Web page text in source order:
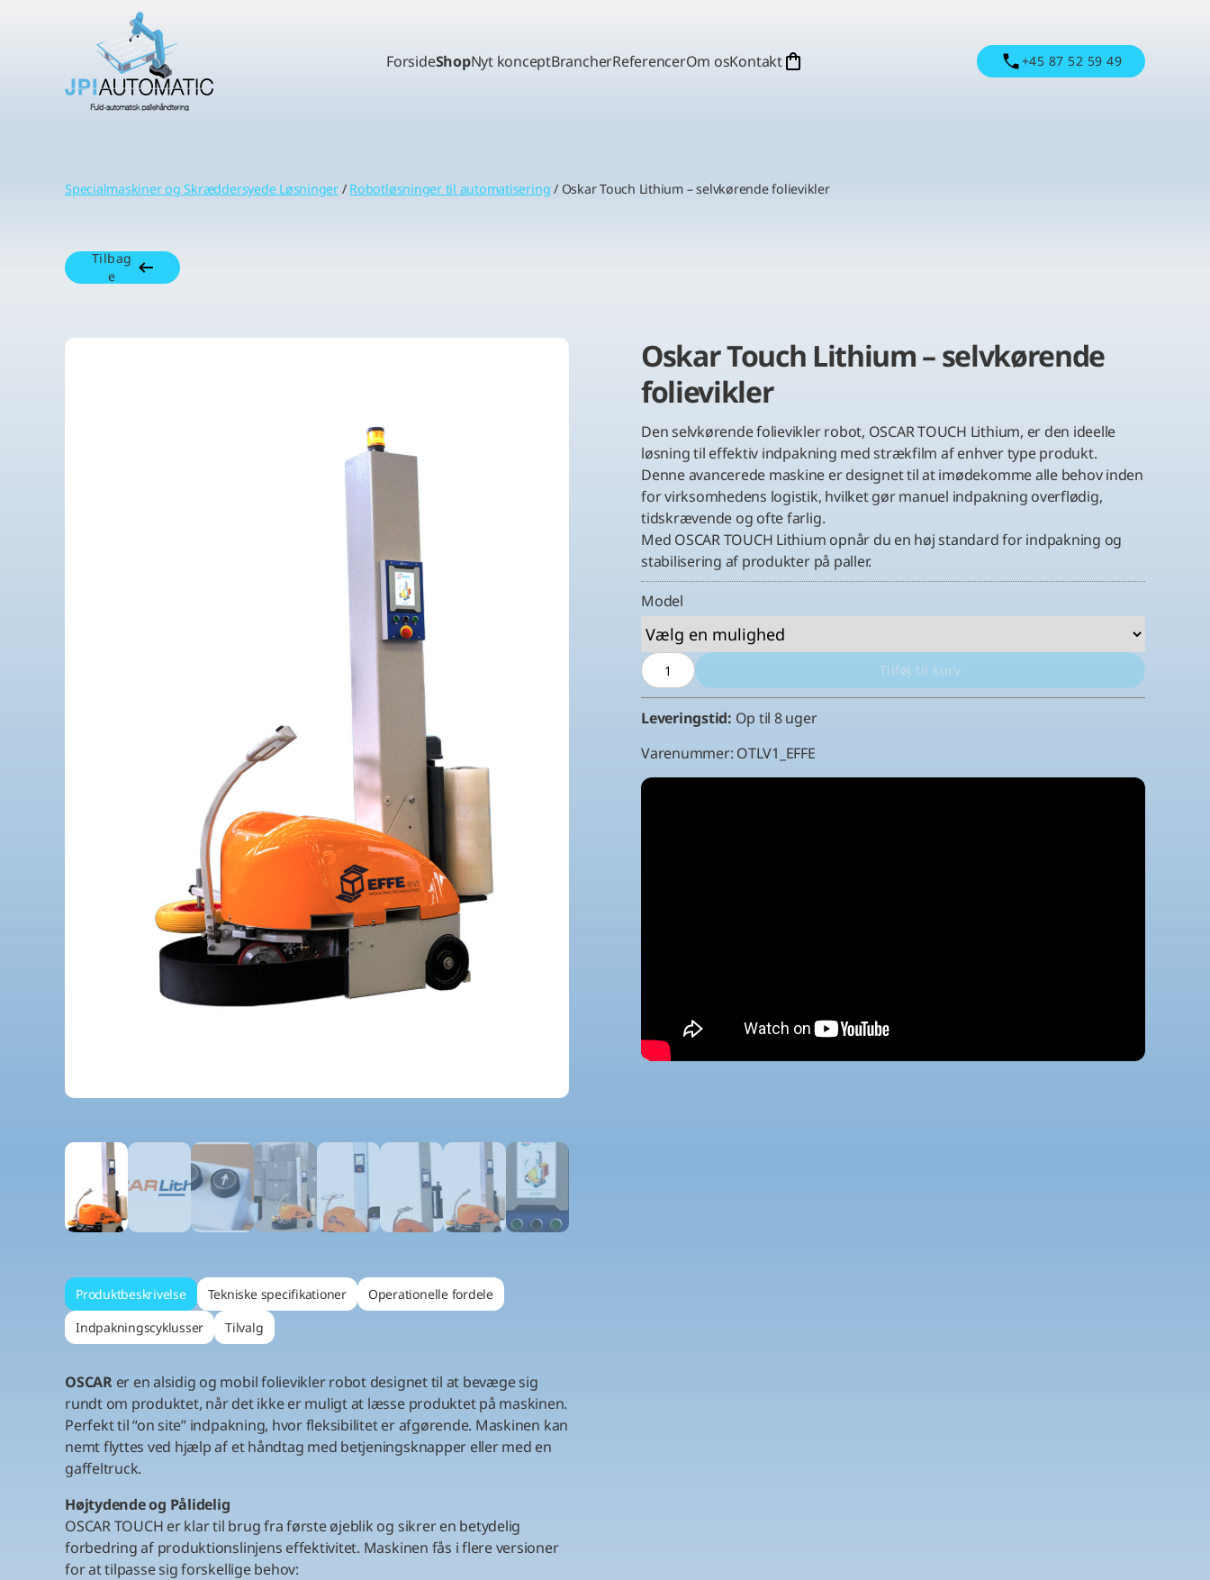
ForsideShopNyt konceptBrancherReferencerOm osKontakt +45 87 52 59 49
Specialmaskiner og Skræddersyede Løsninger/ Robotløsninger til automatisering / Oskar Touch Lithium – selvkørende folievikler
Tilbag
e
Produktbeskrivelse Tekniske specifikationer
Operationelle fordele
Indpakningscyklusser
Tilvalg
OSCAR er en alsidig og mobil folievikler robot designet til at bevæge sig
rundt om produktet, når det ikke er muligt at læsse produktet på maskinen.
Perfekt til “on site” indpakning, hvor fleksibilitet er afgørende. Maskinen kan
nemt flyttes ved hjælp af et håndtag med betjeningsknapper eller med en
gaffeltruck.
Højtydende og Pålidelig
OSCAR TOUCH er klar til brug fra første øjeblik og sikrer en betydelig
forbedring af produktionslinjens effektivitet. Maskinen fås i flere versioner
for at tilpasse sig forskellige behov:
Oskar Touch Lithium – selvkørende
folievikler
Den selvkørende folievikler robot, OSCAR TOUCH Lithium, er den ideelle
løsning til effektiv indpakning med strækfilm af enhver type produkt.
Denne avancerede maskine er designet til at imødekomme alle behov inden
for virksomhedens logistik, hvilket gør manuel indpakning overflødig,
tidskrævende og ofte farlig.
Med OSCAR TOUCH Lithium opnår du en høj standard for indpakning og
stabilisering af produkter på paller.
Model
Oskar
Touch
Lithium
–
folievikler
antal
Tilføj til kurv
Leveringstid: Op til 8 uger
Varenummer: OTLV1_EFFE